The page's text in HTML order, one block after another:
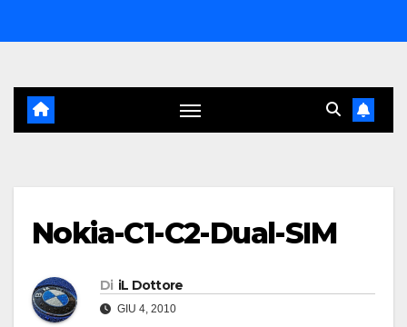
al
Nokia-C1-C2-Dual-SIM
Di iL Dottore
GIU 4, 2010